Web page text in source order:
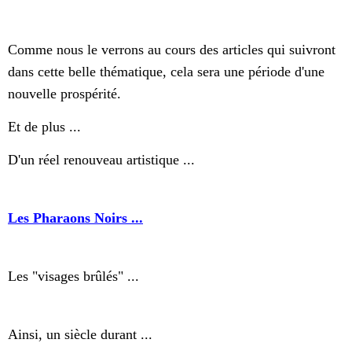
Comme nous le verrons au cours des articles qui suivront
dans cette belle thématique, cela sera une période d'une
nouvelle prospérité.
Et de plus ...
D'un réel renouveau artistique ...
Les Pharaons Noirs ...
Les "visages brûlés" ...
Ainsi, un siècle durant ...